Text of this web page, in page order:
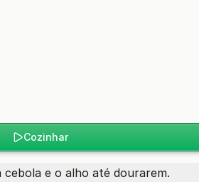
Cozinhar
e o alho até dourarem.